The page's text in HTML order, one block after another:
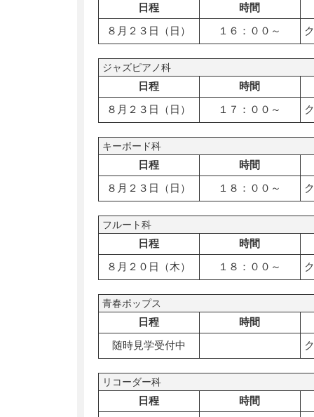
日程
時間
８月２３日（日）
１６：００～
ジャズピアノ科
日程
時間
８月２３日（日）
１７：００～
キーボード科
日程
時間
８月２３日（日）
１８：００～
フルート科
日程
時間
８月２０日（木）
１８：００～
青春ポップス
日程
時間
随時見学受付中
リコーダー科
日程
時間